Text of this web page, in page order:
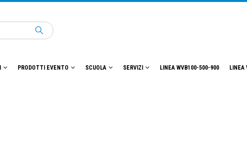
PRODOTTI EVENTO SCUOLA SERVIZI LINEA WVB100-500-900 LINEA